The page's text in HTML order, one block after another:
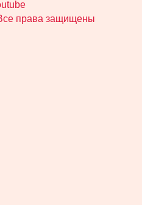
права защищены